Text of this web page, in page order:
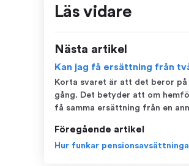
Läs vidare
Nästa artikel
Kan jag få ersättning från
Korta svaret är att det beror
gång. Det betyder att om
få samma ersättning från en
Föregående artikel
Hur funkar